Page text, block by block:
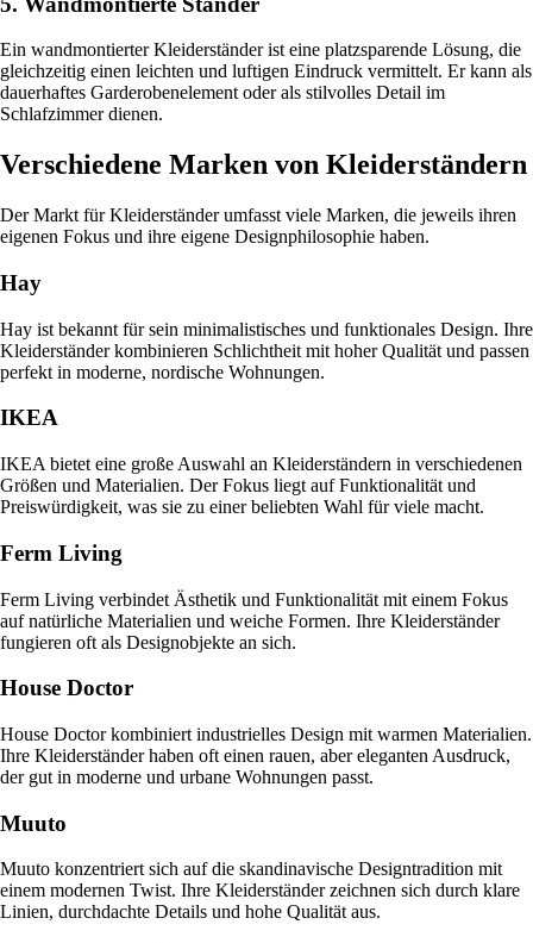
Ein wandmontierter Kleiderständer ist eine platzsparende Lösung, die
gleichzeitig einen leichten und luftigen Eindruck vermittelt. Er kann als
dauerhaftes Garderobenelement oder als stilvolles Detail im
Schlafzimmer dienen.
Verschiedene Marken von Kleiderständern
Der Markt für Kleiderständer umfasst viele Marken, die jeweils ihren
eigenen Fokus und ihre eigene Designphilosophie haben.
Hay
Hay ist bekannt für sein minimalistisches und funktionales Design. Ihre
Kleiderständer kombinieren Schlichtheit mit hoher Qualität und passen
perfekt in moderne, nordische Wohnungen.
IKEA
IKEA bietet eine große Auswahl an Kleiderständern in verschiedenen
Größen und Materialien. Der Fokus liegt auf Funktionalität und
Preiswürdigkeit, was sie zu einer beliebten Wahl für viele macht.
Ferm Living
Ferm Living verbindet Ästhetik und Funktionalität mit einem Fokus
auf natürliche Materialien und weiche Formen. Ihre Kleiderständer
fungieren oft als Designobjekte an sich.
House Doctor
House Doctor kombiniert industrielles Design mit warmen Materialien.
Ihre Kleiderständer haben oft einen rauen, aber eleganten Ausdruck,
der gut in moderne und urbane Wohnungen passt.
Muuto
Muuto konzentriert sich auf die skandinavische Designtradition mit
einem modernen Twist. Ihre Kleiderständer zeichnen sich durch klare
Linien, durchdachte Details und hohe Qualität aus.